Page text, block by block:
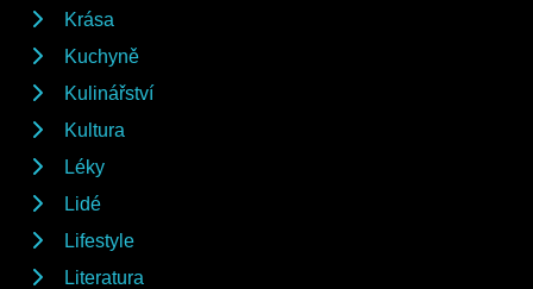
Krása
Kuchyně
Kulinářství
Kultura
Léky
Lidé
Lifestyle
Literatura